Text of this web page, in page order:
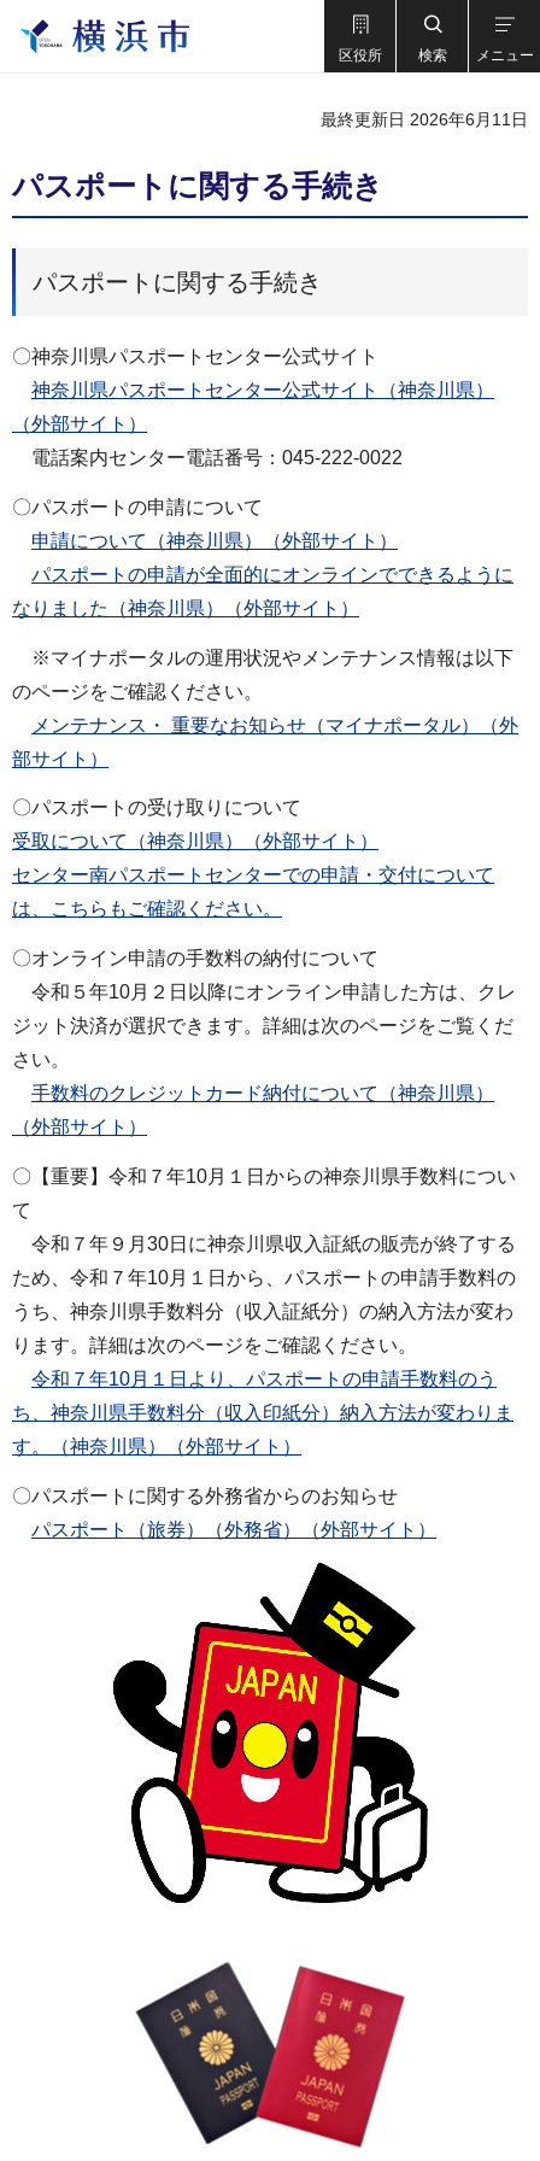
区役所 検索 メニュー
最終更新日 2026年6月11日
パスポートに関する手続き
パスポートに関する手続き
〇神奈川県パスポートセンター公式サイト
神奈川県パスポートセンター公式サイト（神奈川県）
（外部サイト）
電話案内センター電話番号：045-222-0022
〇パスポートの申請について
申請について（神奈川県）（外部サイト）
パスポートの申請が全面的にオンラインでできるように
なりました（神奈川県）（外部サイト）
※マイナポータルの運用状況やメンテナンス情報は以下
のページをご確認ください。
メンテナンス・ 重要なお知らせ（マイナポータル）（外
部サイト）
〇パスポートの受け取りについて
受取について（神奈川県）（外部サイト）
センター南パスポートセンターでの申請・交付について
は、こちらもご確認ください。
〇オンライン申請の手数料の納付について
令和５年10月２日以降にオンライン申請した方は、クレ
ジット決済が選択できます。詳細は次のページをご覧くだ
さい。
手数料のクレジットカード納付について（神奈川県）
（外部サイト）
〇【重要】令和７年10月１日からの神奈川県手数料につい
て
令和７年９月30日に神奈川県収入証紙の販売が終了する
ため、令和７年10月１日から、パスポートの申請手数料の
うち、神奈川県手数料分（収入証紙分）の納入方法が変わ
ります。詳細は次のページをご確認ください。
令和７年10月１日より、パスポートの申請手数料のう
ち、神奈川県手数料分（収入印紙分）納入方法が変わりま
す。（神奈川県）（外部サイト）
〇パスポートに関する外務省からのお知らせ
パスポート（旅券）（外務省）（外部サイト）